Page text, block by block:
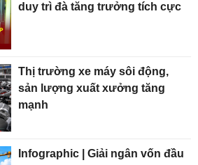
duy trì đà tăng trưởng tích cực
Thị trường xe máy sôi động,
sản lượng xuất xưởng tăng
mạnh
Infographic | Giải ngân vốn đầu